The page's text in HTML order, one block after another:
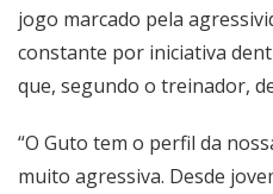
jogo marcado pela
constante por iniciativa
que, segundo o treinador,
“O Guto tem o perfil da
muito agressiva. Desde